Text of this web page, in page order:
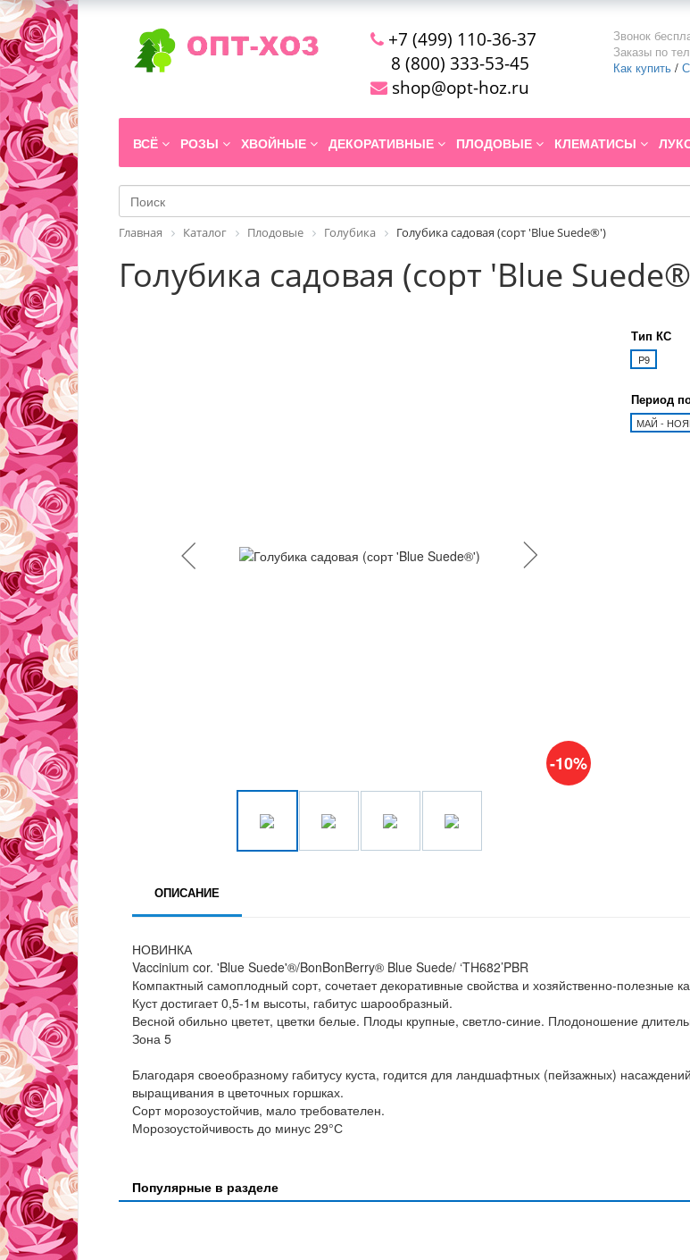
+7 (499) 110-36-37
8 (800) 333-53-45
shop@opt-hoz.ru
Звонок
Заказы по
Как купить /
ВСЁ РОЗЫ ХВОЙНЫЕ ДЕКОРАТИВНЫЕ ПЛОДОВЫЕ КЛЕМАТИСЫ
Главная Каталог Плодовые Голубика Голубика садовая (сорт 'Blue Suede®')
Голубика садовая (сорт 'Blue
-10%
Тип КС
P9
Период
МАЙ -
ОПИСАНИЕ
НОВИНКА
Vaccinium cor. 'Blue Suede'®/BonBonBerry® Blue Suede/ ‘TH682’PBR
Компактный самоплодный сорт, сочетает декоративные свойства и хозяйственно-полезные
Куст достигает 0,5-1м высоты, габитус шарообразный.
Весной обильно цветет, цветки белые. Плоды крупные, светло-синие. Плодоношение
Зона 5
Благодаря своеобразному габитусу куста, годится для ландшафтных (пейзажных)
выращивания в цветочных горшках.
Сорт морозоустойчив, мало требователен.
Морозоустойчивость до минус 29°С
Популярные в разделе